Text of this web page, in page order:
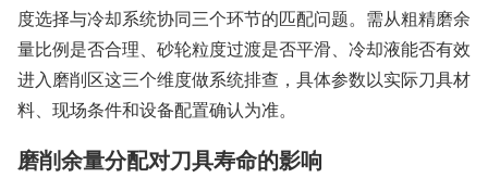
度选择与冷却系统协同三个环节的匹配问题。需从粗精磨余
量比例是否合理、砂轮粒度过渡是否平滑、冷却液能否有效
进入磨削区这三个维度做系统排查，具体参数以实际刀具材
料、现场条件和设备配置确认为准。
磨削余量分配对刀具寿命的影响